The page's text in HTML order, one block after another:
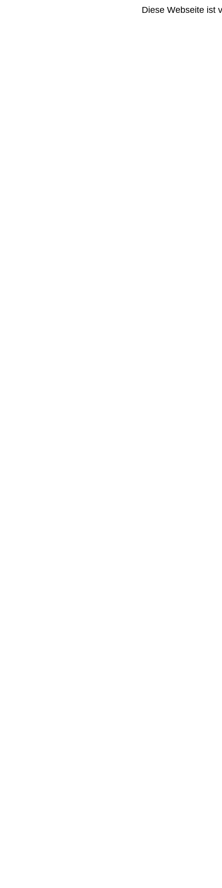
Diese Webseite ist